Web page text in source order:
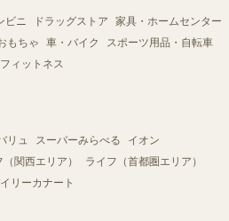
ビニ ドラッグストア
家具・ホームセンター
もちゃ
車・バイク
スポーツ用品・自転車
ィットネス
リュ スーパーみらべる
イオン
関西エリア）
ライフ（首都圏エリア）
リーカナート